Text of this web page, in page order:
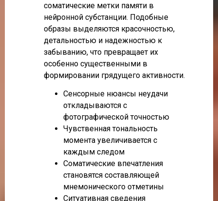
соматические метки памяти в
нейронной субстанции. Подобные
образы выделяются красочностью,
детальностью и надежностью к
забыванию, что превращает их
особенно существенными в
формировании грядущего активности.
Сенсорные нюансы неудачи
откладываются с
фотографической точностью
Чувственная тональность
момента увеличивается с
каждым следом
Соматические впечатления
становятся составляющей
мнемонического отметины
Ситуативная сведения